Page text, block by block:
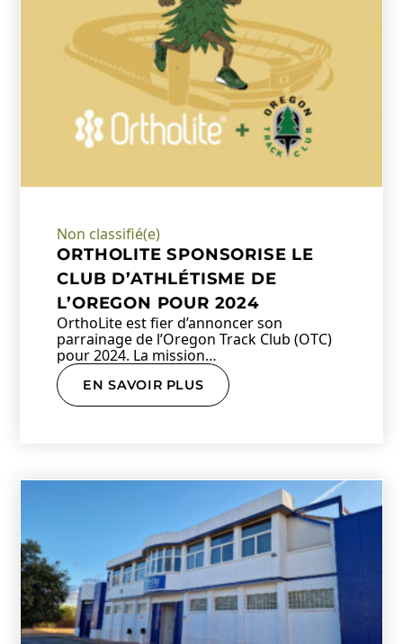
Non classifié(e)
ORTHOLITE SPONSORISE LE
CLUB D’ATHLÉTISME DE
L’OREGON POUR 2024
OrthoLite est fier d’annoncer son
parrainage de l’Oregon Track Club (OTC)
pour 2024. La mission…
EN SAVOIR PLUS